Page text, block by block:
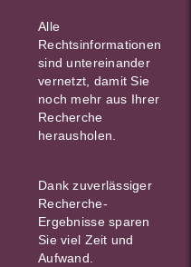
Alle
Rechtsinformationen
sind untereinander
vernetzt, damit Sie
noch mehr aus Ihrer
Recherche
herausholen.
Dank zuverlässiger
Recherche-
Ergebnisse sparen
Sie viel Zeit und
Aufwand.